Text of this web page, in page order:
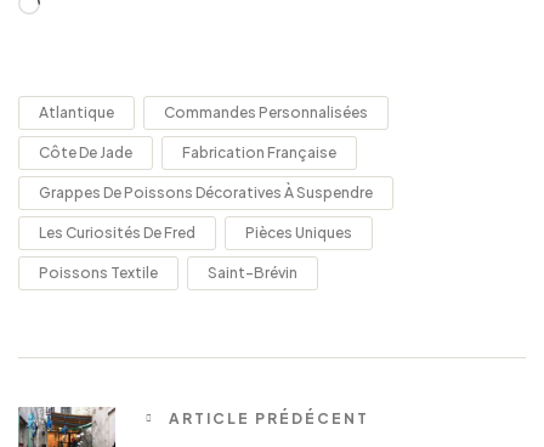
Atlantique Commandes Personnalisées
Côte De Jade Fabrication Française
Grappes De Poissons Décoratives À Suspendre
Les Curiosités De Fred Pièces Uniques
Poissons Textile Saint-Brévin
ARTICLE PRÉDÉCENT